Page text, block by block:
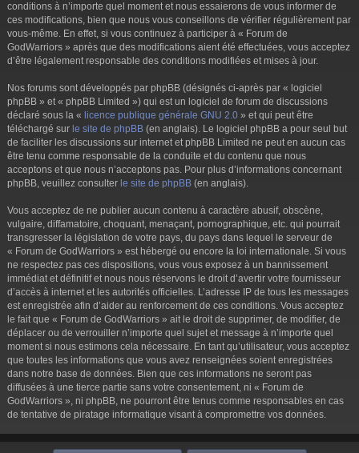
conditions à n’importe quel moment et nous essaierons de vous informer de
ces modifications, bien que nous vous conseillons de vérifier régulièrement par
vous-même. En effet, si vous continuez à participer à « Forum de
GodWarriors » après que des modifications aient été effectuées, vous acceptez
d’être légalement responsable des conditions modifiées et mises à jour.
Nos forums sont développés par phpBB (désignés ci-après par « logiciel
phpBB » et « phpBB Limited ») qui est un logiciel de forum de discussions
déclaré sous la « licence publique générale GNU 2.0 » et qui peut être
téléchargé sur le site de phpBB (en anglais). Le logiciel phpBB a pour seul but
de faciliter les discussions sur internet et phpBB Limited ne peut en aucun cas
être tenu comme responsable de la conduite et du contenu que nous
acceptons et que nous n’acceptons pas. Pour plus d’informations concernant
phpBB, veuillez consulter le site de phpBB (en anglais).
Vous acceptez de ne publier aucun contenu à caractère abusif, obscène,
vulgaire, diffamatoire, choquant, menaçant, pornographique, etc. qui pourrait
transgresser la législation de votre pays, du pays dans lequel le serveur de
« Forum de GodWarriors » est hébergé ou encore la loi internationale. Si vous
ne respectez pas ces dispositions, vous vous exposez à un bannissement
immédiat et définitif et nous nous réservons le droit d’avertir votre fournisseur
d’accès à internet et les autorités officielles. L’adresse IP de tous les messages
est enregistrée afin d’aider au renforcement de ces conditions. Vous acceptez
le fait que « Forum de GodWarriors » ait le droit de supprimer, de modifier, de
déplacer ou de verrouiller n’importe quel sujet et message à n’importe quel
moment si nous estimons cela nécessaire. En tant qu’utilisateur, vous acceptez
que toutes les informations que vous avez renseignées soient enregistrées
dans notre base de données. Bien que ces informations ne seront pas
diffusées à une tierce partie sans votre consentement, ni « Forum de
GodWarriors », ni phpBB, ne pourront être tenus comme responsables en cas
de tentative de piratage informatique visant à compromettre vos données.